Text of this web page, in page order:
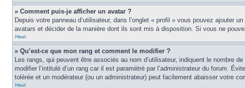
» Comment puis-je afficher un avatar ?
Depuis votre panneau d’utilisateur, dans l’onglet « profil » vous pouvez ajouter
avatars et décider de la manière dont ils sont mis à disposition. Si vous ne
Haut
» Qu’est-ce que mon rang et comment le modifier ?
Les rangs, qui peuvent être associés au nom d’utilisateur, indiquent le nombre
modifier l’intitulé d’un rang car il est paramétré par l’administrateur du forum.
tolérée et un modérateur (ou un administrateur) peut facilement abaisser votre
Haut